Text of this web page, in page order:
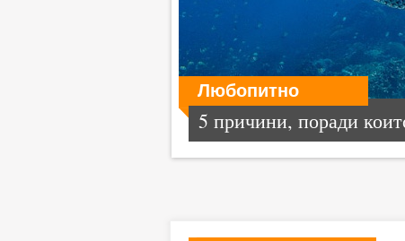
Любопитно
5 причини, поради